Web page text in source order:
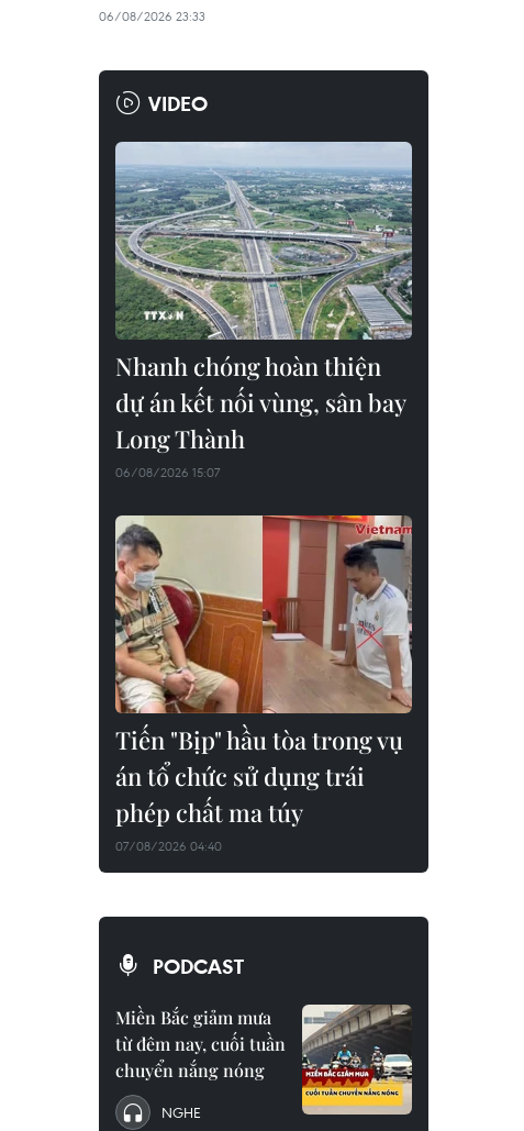
06/08/2026 23:33
VIDEO
Nhanh chóng hoàn thiện
dự án kết nối vùng, sân bay
Long Thành
06/08/2026 15:07
Tiến "Bịp" hầu tòa trong vụ
án tổ chức sử dụng trái
phép chất ma túy
07/08/2026 04:40
PODCAST
Miền Bắc giảm mưa
từ đêm nay, cuối tuần
chuyển nắng nóng
NGHE